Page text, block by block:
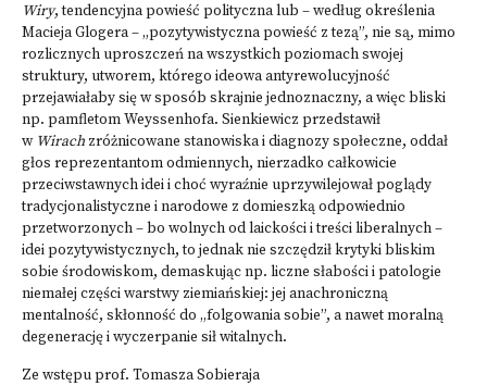
Wiry, tendencyjna powieść polityczna lub – według określenia
Macieja Glogera – „pozytywistyczna powieść z tezą”, nie są, mimo
rozlicznych uproszczeń na wszystkich poziomach swojej
struktury, utworem, którego ideowa antyrewolucyjność
przejawiałaby się w sposób skrajnie jednoznaczny, a więc bliski
np. pamfletom Weyssenhofa. Sienkiewicz przedstawił
w Wirach zróżnicowane stanowiska i diagnozy społeczne, oddał
głos reprezentantom odmiennych, nierzadko całkowicie
przeciwstawnych idei i choć wyraźnie uprzywilejował poglądy
tradycjonalistyczne i narodowe z domieszką odpowiednio
przetworzonych – bo wolnych od laickości i treści liberalnych –
idei pozytywistycznych, to jednak nie szczędził krytyki bliskim
sobie środowiskom, demaskując np. liczne słabości i patologie
niemałej części warstwy ziemiańskiej: jej anachroniczną
mentalność, skłonność do „folgowania sobie”, a nawet moralną
degenerację i wyczerpanie sił witalnych.
Ze wstępu prof. Tomasza Sobieraja